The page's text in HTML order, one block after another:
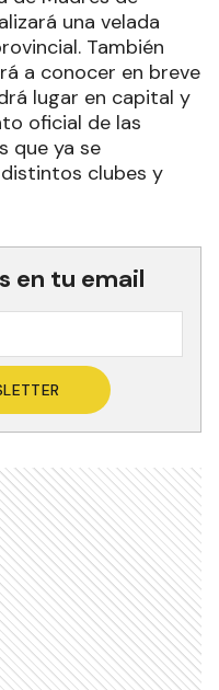
una velada
También
a conocer en breve
lugar en capital y
oficial de las
que ya se
clubes y
en tu email